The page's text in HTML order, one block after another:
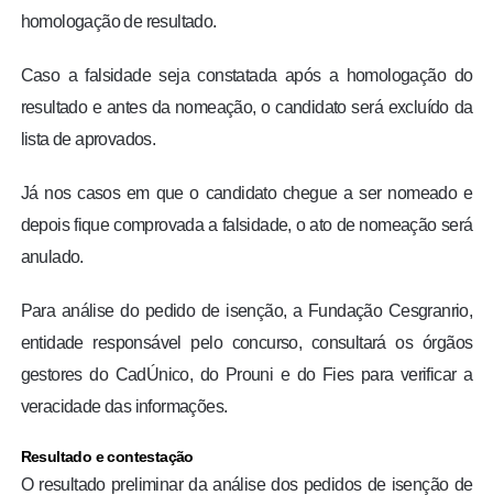
homologação de resultado.
Caso a falsidade seja constatada após a homologação do
resultado e antes da nomeação, o candidato será excluído da
lista de aprovados.
Já nos casos em que o candidato chegue a ser nomeado e
depois fique comprovada a falsidade, o ato de nomeação será
anulado.
Para análise do pedido de isenção, a Fundação Cesgranrio,
entidade responsável pelo concurso, consultará os órgãos
gestores do CadÚnico, do Prouni e do Fies para verificar a
veracidade das informações.
Resultado e contestação
O resultado preliminar da análise dos pedidos de isenção de